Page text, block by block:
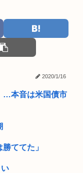
てるの？この人た
てくださいよ」→見
R1」を借りる。
うな大学生を見つ
きすぎな模様ww
連勤なんです」人事
2020/1/16
…本音は米国債市
ててた」